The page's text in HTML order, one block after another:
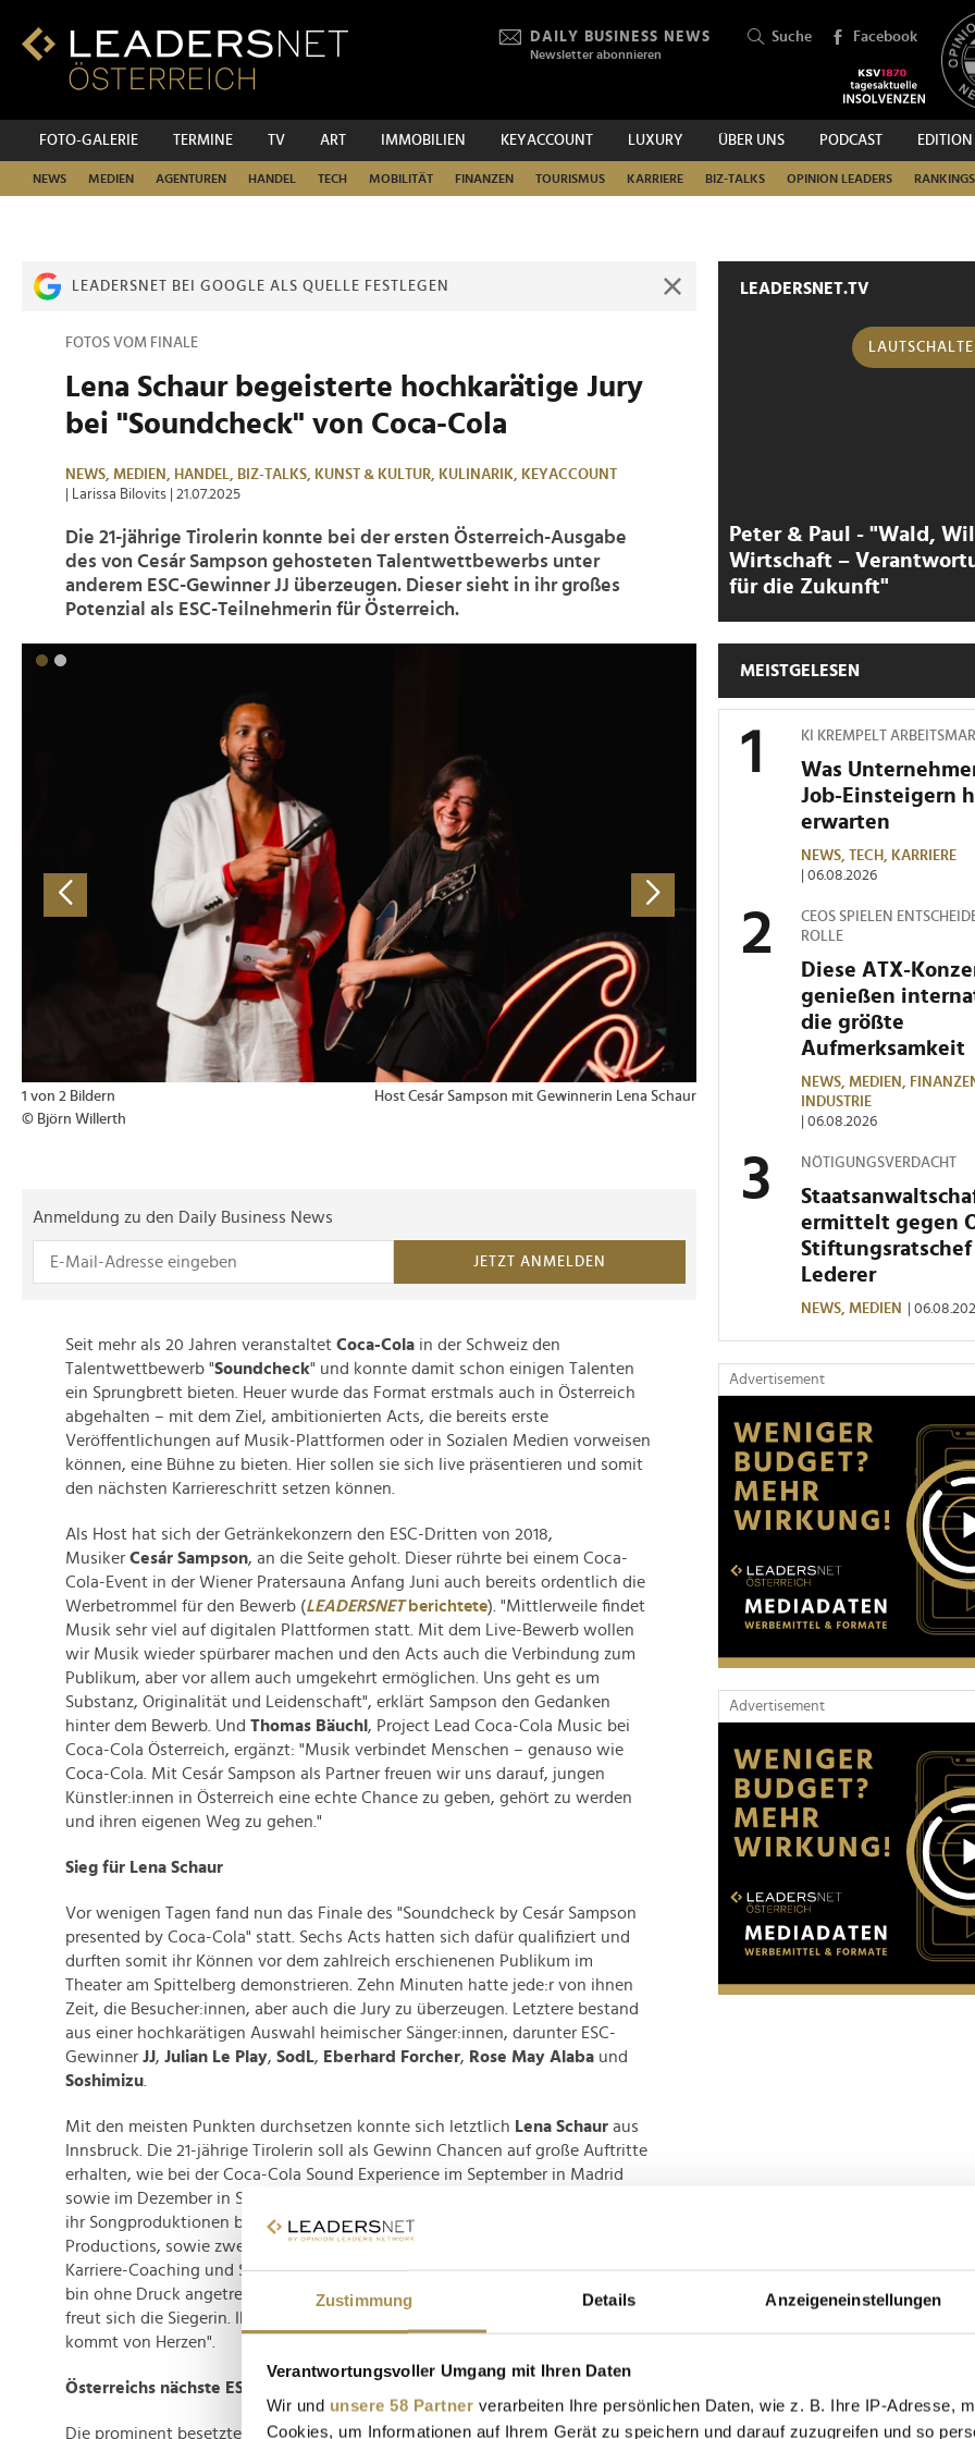
Zustimmung Details Anzeigeneinstellungen
Verantwortungsvoller Umgang mit Ihren Daten
Wir und unsere 58 Partner verarbeiten Ihre persönlichen Daten, wie z. B. Ihre IP-Adresse,
Cookies, um Informationen auf Ihrem Gerät zu speichern und darauf zuzugreifen und so
Inhalt
Fußzeilen-
DAILY BUSINESS NEWS
Newsletter abonnieren
Suche Facebook
FOTO-GALERIE TERMINE TV ART IMMOBILIEN KEYACCOUNT LUXURY ÜBER UNS PODCAST EDITION
NEWS MEDIEN AGENTUREN HANDEL TECH MOBILITÄT FINANZEN TOURISMUS KARRIERE BIZ-TALKS OPINION LEADERS RANKINGS
SUCHEN
LEADERSNET BEI GOOGLE ALS QUELLE FESTLEGEN
FOTOS VOM FINALE
Lena Schaur begeisterte hochkarätige Jury
bei "Soundcheck" von Coca-Cola
NEWS, MEDIEN, HANDEL, BIZ-TALKS, KUNST & KULTUR, KULINARIK, KEYACCOUNT
| Larissa Bilovits
| 21.07.2025
Die 21-jährige Tirolerin konnte bei der ersten Österreich-Ausgabe
des von Cesár Sampson gehosteten Talentwettbewerbs unter
anderem ESC-Gewinner JJ überzeugen. Dieser sieht in ihr großes
Potenzial als ESC-Teilnehmerin für Österreich.
1 von 2 Bildern
Host Cesár Sampson mit Gewinnerin Lena Schaur
© Björn Willerth
2 von 2 Bildern
V.l.n.r.: Host Aleks
Cesár Sampson
Anmeldung zu den Daily Business News
JETZT ANMELDEN
Seit mehr als 20 Jahren veranstaltet Coca-Cola in der Schweiz den
Talentwettbewerb "Soundcheck" und konnte damit schon einigen Talenten
ein Sprungbrett bieten. Heuer wurde das Format erstmals auch in Österreich
abgehalten – mit dem Ziel, ambitionierten Acts, die bereits erste
Veröffentlichungen auf Musik-Plattformen oder in Sozialen Medien vorweisen
können, eine Bühne zu bieten. Hier sollen sie sich live präsentieren und somit
den nächsten Karriereschritt setzen können.
Als Host hat sich der Getränkekonzern den ESC-Dritten von 2018,
Musiker Cesár Sampson, an die Seite geholt. Dieser rührte bei einem Coca-
Cola-Event in der Wiener Pratersauna Anfang Juni auch bereits ordentlich die
Werbetrommel für den Bewerb (LEADERSNETberichtete). "Mittlerweile findet
Musik sehr viel auf digitalen Plattformen statt. Mit dem Live-Bewerb wollen
wir Musik wieder spürbarer machen und den Acts auch die Verbindung zum
Publikum, aber vor allem auch umgekehrt ermöglichen. Uns geht es um
Substanz, Originalität und Leidenschaft", erklärt Sampson den Gedanken
hinter dem Bewerb. Und Thomas Bäuchl , Project Lead Coca-Cola Music bei
Coca-Cola Österreich, ergänzt: "Musik verbindet Menschen – genauso wie
Coca-Cola. Mit Cesár Sampson als Partner freuen wir uns darauf, jungen
Künstler:innen in Österreich eine echte Chance zu geben, gehört zu werden
und ihren eigenen Weg zu gehen."
Sieg für Lena Schaur
Vor wenigen Tagen fand nun das Finale des "Soundcheck by Cesár Sampson
presented by Coca-Cola" statt. Sechs Acts hatten sich dafür qualifiziert und
durften somit ihr Können vor dem zahlreich erschienenen Publikum im
Theater am Spittelberg demonstrieren. Zehn Minuten hatte jede:r von ihnen
Zeit, die Besucher:innen, aber auch die Jury zu überzeugen. Letztere bestand
aus einer hochkarätigen Auswahl heimischer Sänger:innen, darunter ESC-
Gewinner JJ, Julian Le Play, SodL, Eberhard Forcher, Rose May Alaba und
Soshimizu
Mit den meisten Punkten durchsetzen konnte sich letztlich Lena Schaur aus
Innsbruck. Die 21-jährige Tirolerin soll als Gewinn Chancen auf große Auftritte
erhalten, wie bei der Coca-Cola Sound Experience im September in Madrid
sowie im Dezember in Schladming. Darüber hinaus winken
ihr Songproduktionen bei Vienna City Sound und Videoproduktionen bei Cory
Productions, sowie zwei Studio Slots in Julian Le Plays Studio Villa Lala, ein
Karriere-Coaching und Social Media Beratung. "Ich bin sehr überwältigt. Ich
bin ohne Druck angetreten und habe mir gedacht, wenn es was wird, cool",
freut sich die Siegerin. Ihre Musik beschreibt sie selbst als "authentisch – es
kommt von Herzen".
Österreichs nächste ESC-Hoffnung?
Die prominent besetzte Jury zeigte sich begeistert von der Siegerin. ESC-
LEADERSNET.TV
Peter & Paul - "Wald,
Wirtschaft –
für die Zukunft"
MEISTGELESEN
KI KREMPELT
Was
Job-Einsteigern
erwarten
NEWS, TECH,
KARRIERE
| 06.08.2026
CEOS SPIELEN
ROLLE
Diese ATX-
genießen
die größte
Aufmerksamkeit
NEWS, MEDIEN,
INDUSTRIE
| 06.08.2026
NÖTIGUNGSVERDACHT
ermittelt gegen
Stiftungsratschef
Lederer
NEWS, MEDIEN |
Advertisement
Advertisement